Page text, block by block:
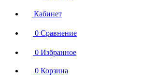
Кабинет
0 Сравнение
0 Избранное
0 Корзина